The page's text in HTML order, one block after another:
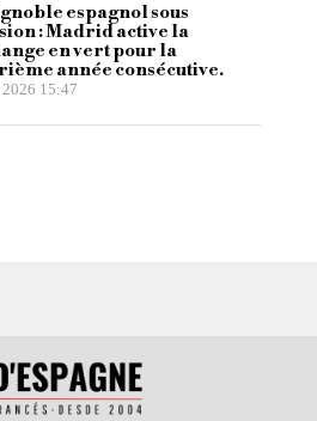
espagnol sous
: Madrid active la
en vert pour la
année consécutive.
2026 15:47